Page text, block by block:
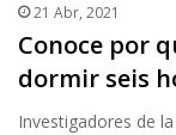
21 Abr, 2021
Conoce por
dormir seis
Investigadores de